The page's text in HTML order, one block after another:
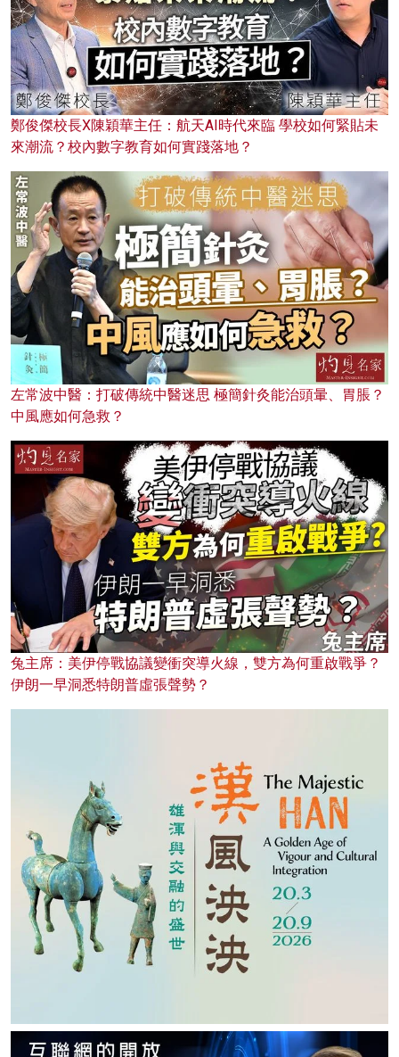
鄭俊傑校長X陳穎華主任：航天AI時代來臨 學校如何緊貼未
來潮流？校內數字教育如何實踐落地？
左常波中醫：打破傳統中醫迷思 極簡針灸能治頭暈、胃脹？
中風應如何急救？
兔主席：美伊停戰協議變衝突導火線，雙方為何重啟戰爭？
伊朗一早洞悉特朗普虛張聲勢？